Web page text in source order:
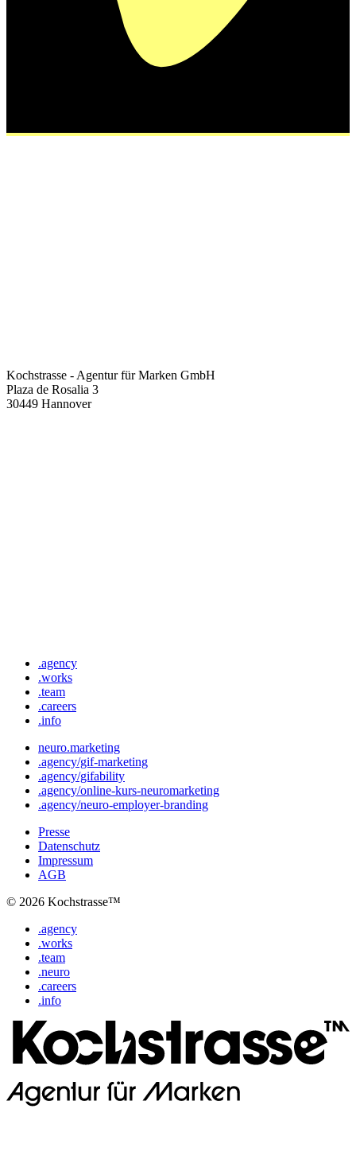
Kochstrasse - Agentur für Marken GmbH
Plaza de Rosalia 3
30449 Hannover
.agency
.works
.team
.careers
.info
neuro.marketing
.agency/gif-marketing
.agency/gifability
.agency/online-kurs-neuromarketing
.agency/neuro-employer-branding
Presse
Datenschutz
Impressum
AGB
© 2026 Kochstrasse™
.agency
.works
.team
.neuro
.careers
.info